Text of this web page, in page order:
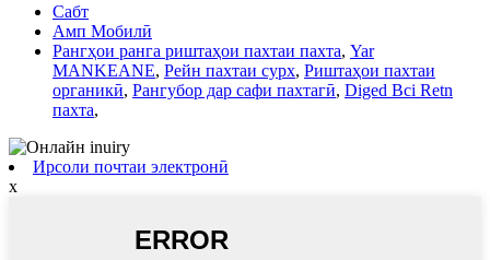
Сабт
Амп Мобилӣ
Рангҳои ранга риштаҳои пахтаи пахта, Yar
MANKEANE, Рейн пахтаи сурх, Риштаҳои пахтаи
органикӣ, Рангубор дар сафи пахтагӣ, Diged Bci Retn
пахта,
Ирсоли почтаи электронӣ
x